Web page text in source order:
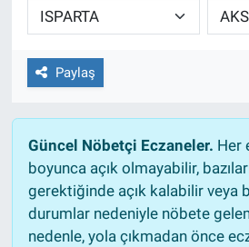
Paylaş
Güncel Nöbetçi Eczaneler. Her
boyunca açık olmayabilir,
gerektiğinde açık kalabilir veya
durumlar nedeniyle nöbete
nedenle, yola çıkmadan önce
EĞİTİM
ÖZEL HABER
SAĞLIK
SPOR